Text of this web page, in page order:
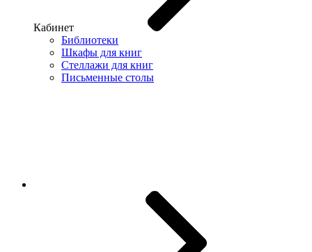
Кабинет
Библиотеки
Шкафы для книг
Стеллажи для книг
Письменные столы